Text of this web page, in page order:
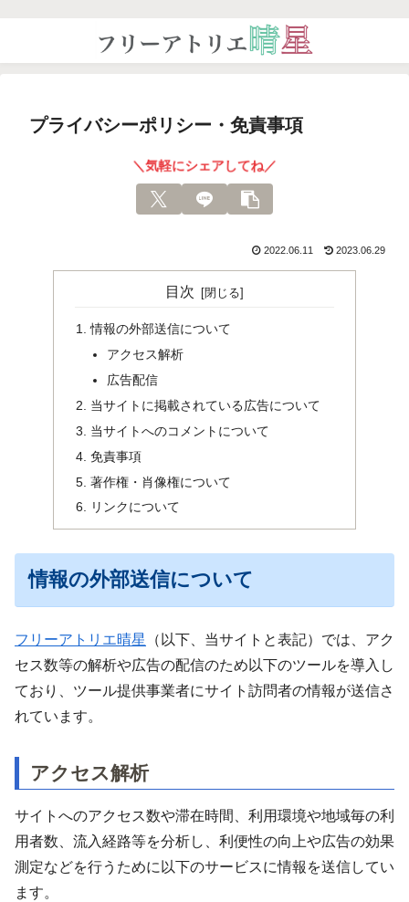
プライバシーポリシー・免責事項
＼気軽にシェアしてね／
2022.06.11 2023.06.29
目次
情報の外部送信について
アクセス解析
広告配信
当サイトに掲載されている広告について
当サイトへのコメントについて
免責事項
著作権・肖像権について
リンクについて
情報の外部送信について
フリーアトリエ晴星
（以下、当サイトと表記）では、アク
セス数等の解析や広告の配信のため以下のツールを導入し
ており、ツール提供事業者にサイト訪問者の情報が送信さ
れています。
アクセス解析
サイトへのアクセス数や滞在時間、利用環境や地域毎の利
用者数、流入経路等を分析し、利便性の向上や広告の効果
測定などを行うために以下のサービスに情報を送信してい
ます。